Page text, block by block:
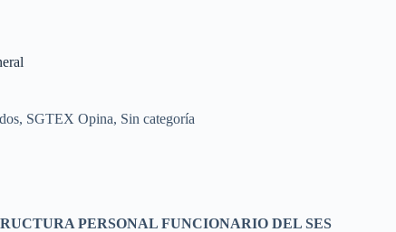
, SGTEX Opina, Sin categoría
PERSONAL FUNCIONARIO DEL SES